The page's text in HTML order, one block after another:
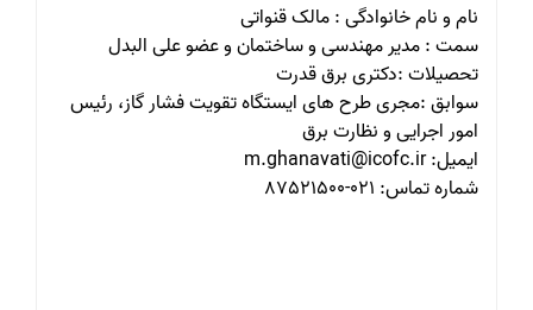
نام و نام خانوادگی : مالک قنواتی
سمت : مدیر مهندسی و ساختمان و عضو علی البدل
تحصیلات :دکتری برق قدرت
سوابق :مجری طرح های ایستگاه تقویت فشار گاز، رئیس
امور اجرایی و نظارت برق
ایمیل: m.ghanavati@icofc.ir
شماره تماس: 021-87521500